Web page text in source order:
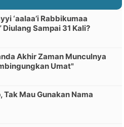
‘aalaa’i Rabbikumaa
Sampai 31 Kali?
Akhir Zaman Munculnya
Umat"
Tak Mau Gunakan Nama